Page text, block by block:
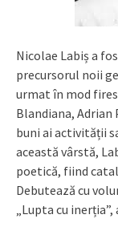
Nicolae Labiș a
precursorul noii
urmat în mod
Blandiana, Adrian
buni ai activității
această vârstă,
poetică, fiind
Debutează cu
„Lupta cu